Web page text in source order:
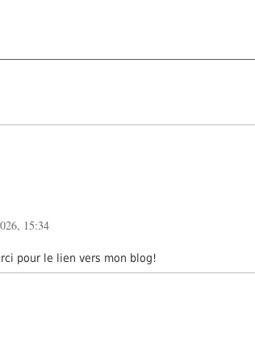
15:34
pour le lien vers mon blog!